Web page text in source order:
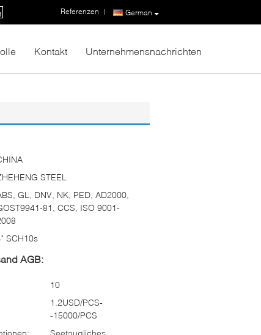
German
Referenzen |
Kontakt Unternehmensnachrichten
STEEL
GL, DNV, NK, PED, AD2000,
81, CCS, ISO 9001-
SCH10s
AGB:
10
1.2USD/PCS-
-15000/PCS
Seetaugliches